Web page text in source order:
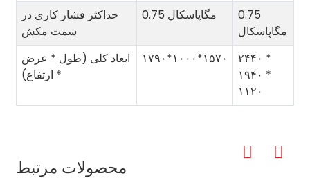
حداکثر فشار کاری در
سمت مکش
0.75 مگاپاسکال
0.75
مگاپاسکال
ابعاد کلی (طول * عرض
* ارتفاع)
۱۷۹۰*۱۰۰۰*۱۵۷۰
۲۴۴۰ *
۱۹۴۰ *
۱۱۲۰
محصولات مرتبط